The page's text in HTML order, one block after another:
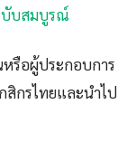
บับสมบูรณ์
รือผู้ประกอบการ
สิกรไทยและนำไป